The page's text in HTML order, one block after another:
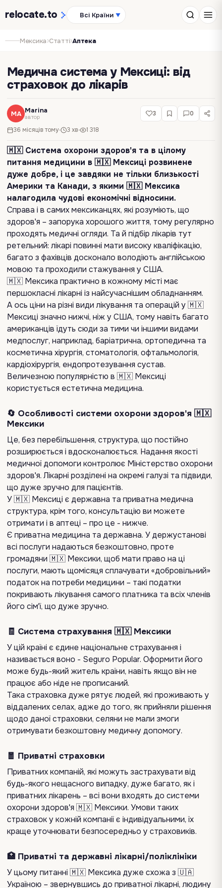
relocate.to Всі Країни ▼
Мексика›Статті›Аптека
Медична система у Мексиці: від
страховок до лікарів
MA Marina
автор
36 місяців тому 3 хв 1 318
3 0
🇲🇽 Система охорони здоров'я та в цілому
питання медицини в 🇲🇽 Мексиці розвинене
дуже добре, і це завдяки не тільки близькості
Америки та Канади, з якими 🇲🇽 Мексика
налагодила чудові економічні відносини.
Справа і в самих мексиканцях, які розуміють, що
здоров'я – запорука хорошого життя, тому регулярно
проходять медичні огляди. Та й підбір лікарів тут
ретельний: лікарі повинні мати високу кваліфікацію,
багато з фахівців досконало володіють англійською
мовою та проходили стажування у США.
🇲🇽 Мексика практично в кожному місті має
першокласні лікарні із найсучаснішим обладнанням.
А ось ціни на різні види лікування та операцій у 🇲🇽
Мексиці значно нижчі, ніж у США, тому навіть багато
американців їдуть сюди за тими чи іншими видами
медпослуг, наприклад, баріатрична, ортопедична та
косметична хірургія, стоматологія, офтальмологія,
кардіохірургія, ендопротезування сустав.
Величезною популярністю в 🇲🇽 Мексиці
користується естетична медицина.
🔄 Особливості системи охорони здоров'я 🇲🇽
Мексики
Це, без перебільшення, структура, що постійно
розширюється і вдосконалюється. Надання якості
медичної допомоги контролює Міністерство охорони
здоров'я. Лікарні розділені на окремі галузі та підвиди,
що дуже зручно для пацієнтів.
У 🇲🇽 Мексиці є державна та приватна медична
структура, крім того, консультацію ви можете
отримати і в аптеці – про це - нижче.
Є приватна медицина та державна. У держустанові
всі послуги надаються безкоштовно, проте
громадяни 🇲🇽 Мексики, щоб мати право на ці
послуги, мають щомісяця сплачувати «добровільний»
податок на потреби медицини – такі податки
покривають лікування самого платника та всіх членів
його сім'ї, що дуже зручно.
🧾 Система страхування 🇲🇽 Мексики
У цій країні є єдине національне страхування і
називається воно - Seguro Popular. Оформити його
може будь-який житель країни, навіть якщо він не
працює або ніде не прописаний.
Така страховка дуже рятує людей, які проживають у
віддалених селах, адже до того, як прийняли рішення
щодо даної страховки, селяни не мали змоги
отримувати безкоштовну медичну допомогу.
🧧 Приватні страховки
Приватних компаній, які можуть застрахувати від
будь-якого нещасного випадку, дуже багато, як і
приватних лікарень – всі вони входять до системи
охорони здоров'я 🇲🇽 Мексики. Умови таких
страховок у кожній компанії є індивідуальними, їх
краще уточнювати безпосередньо у страховиків.
🏥 Приватні та державні лікарні/поліклініки
У цьому питанні 🇲🇽 Мексика дуже схожа з 🇺🇦
Україною – звернувшись до приватної лікарні, людину